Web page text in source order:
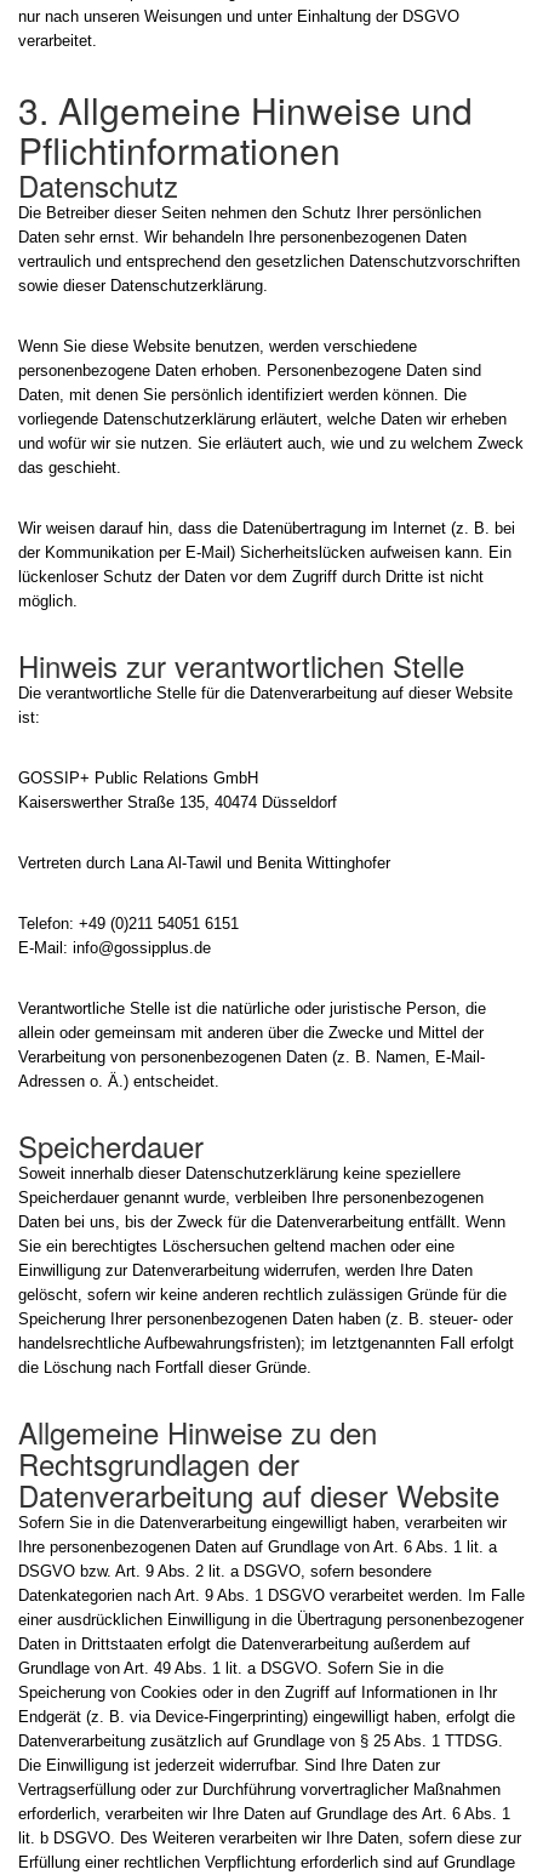
nur nach unseren Weisungen und unter Einhaltung der DSGVO
verarbeitet.
3. Allgemeine Hinweise und
Pflicht­informationen
Datenschutz
Die Betreiber dieser Seiten nehmen den Schutz Ihrer persönlichen
Daten sehr ernst. Wir behandeln Ihre personenbezogenen Daten
vertraulich und entsprechend den gesetzlichen Datenschutzvorschriften
sowie dieser Datenschutzerklärung.
Wenn Sie diese Website benutzen, werden verschiedene
personenbezogene Daten erhoben. Personenbezogene Daten sind
Daten, mit denen Sie persönlich identifiziert werden können. Die
vorliegende Datenschutzerklärung erläutert, welche Daten wir erheben
und wofür wir sie nutzen. Sie erläutert auch, wie und zu welchem Zweck
das geschieht.
Wir weisen darauf hin, dass die Datenübertragung im Internet (z. B. bei
der Kommunikation per E-Mail) Sicherheitslücken aufweisen kann. Ein
lückenloser Schutz der Daten vor dem Zugriff durch Dritte ist nicht
möglich.
Hinweis zur verantwortlichen Stelle
Die verantwortliche Stelle für die Datenverarbeitung auf dieser Website
ist:
GOSSIP+ Public Relations GmbH
Kaiserswerther Straße 135, 40474 Düsseldorf
Vertreten durch Lana Al-Tawil und Benita Wittinghofer
Telefon: +49 (0)211 54051 6151
E-Mail: info@gossipplus.de
Verantwortliche Stelle ist die natürliche oder juristische Person, die
allein oder gemeinsam mit anderen über die Zwecke und Mittel der
Verarbeitung von personenbezogenen Daten (z. B. Namen, E-Mail-
Adressen o. Ä.) entscheidet.
Speicherdauer
Soweit innerhalb dieser Datenschutzerklärung keine speziellere
Speicherdauer genannt wurde, verbleiben Ihre personenbezogenen
Daten bei uns, bis der Zweck für die Datenverarbeitung entfällt. Wenn
Sie ein berechtigtes Löschersuchen geltend machen oder eine
Einwilligung zur Datenverarbeitung widerrufen, werden Ihre Daten
gelöscht, sofern wir keine anderen rechtlich zulässigen Gründe für die
Speicherung Ihrer personenbezogenen Daten haben (z. B. steuer- oder
handelsrechtliche Aufbewahrungsfristen); im letztgenannten Fall erfolgt
die Löschung nach Fortfall dieser Gründe.
Allgemeine Hinweise zu den
Rechtsgrundlagen der
Datenverarbeitung auf dieser Website
Sofern Sie in die Datenverarbeitung eingewilligt haben, verarbeiten wir
Ihre personenbezogenen Daten auf Grundlage von Art. 6 Abs. 1 lit. a
DSGVO bzw. Art. 9 Abs. 2 lit. a DSGVO, sofern besondere
Datenkategorien nach Art. 9 Abs. 1 DSGVO verarbeitet werden. Im Falle
einer ausdrücklichen Einwilligung in die Übertragung personenbezogener
Daten in Drittstaaten erfolgt die Datenverarbeitung außerdem auf
Grundlage von Art. 49 Abs. 1 lit. a DSGVO. Sofern Sie in die
Speicherung von Cookies oder in den Zugriff auf Informationen in Ihr
Endgerät (z. B. via Device-Fingerprinting) eingewilligt haben, erfolgt die
Datenverarbeitung zusätzlich auf Grundlage von § 25 Abs. 1 TTDSG.
Die Einwilligung ist jederzeit widerrufbar. Sind Ihre Daten zur
Vertragserfüllung oder zur Durchführung vorvertraglicher Maßnahmen
erforderlich, verarbeiten wir Ihre Daten auf Grundlage des Art. 6 Abs. 1
lit. b DSGVO. Des Weiteren verarbeiten wir Ihre Daten, sofern diese zur
Erfüllung einer rechtlichen Verpflichtung erforderlich sind auf Grundlage